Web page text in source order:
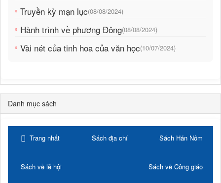
Truyền kỳ mạn lục(08/08/2024)
Hành trình về phương Đông(08/08/2024)
Vài nét của tinh hoa của văn học(10/07/2024)
Danh mục sách
Trang nhất Sách địa chí Sách Hán Nôm
Sách về lễ hội Sách về Công giáo